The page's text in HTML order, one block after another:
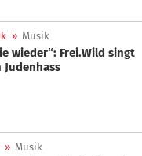
» Musik
Judenhass
» Musik